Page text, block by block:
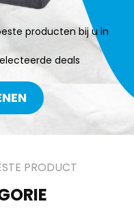
producten bij u in
deals
PRODUCT